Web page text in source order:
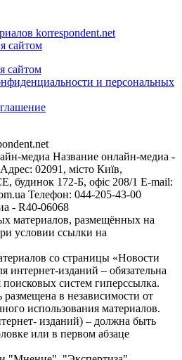
korrespondent.net
сайтом
сайтом
и персональных
медиа Название онлайн-медиа -
02091, місто Київ,
172-Б, офіс 208/1 E-mail:
Телефон: 044-205-43-00
- R40-06068
материалов, размещённых на
условии ссылки на
со страницы «Новости
интернет-изданий – обязательна
поисковых систем гиперссылка.
в независимости от
использования материалов.
изданий) – должна быть
или в первом абзаце